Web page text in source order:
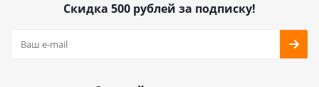
Скидка 500 рублей за подписку!